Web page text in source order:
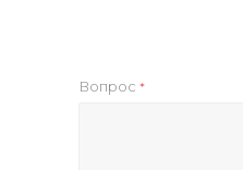
Вопрос *